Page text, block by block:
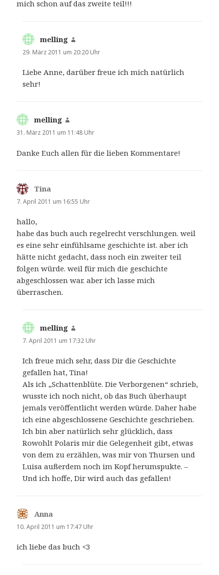
mich schon auf das zweite teil!!!
melling
29. März 2011 um 20:20 Uhr
Liebe Anne, darüber freue ich mich natürlich
sehr!
melling
31. März 2011 um 11:48 Uhr
Danke Euch allen für die lieben Kommentare!
Tina
7. April 2011 um 16:55 Uhr
hallo,
habe das buch auch regelrecht verschlungen. weil
es eine sehr einfühlsame geschichte ist. aber ich
hätte nicht gedacht, dass noch ein zweiter teil
folgen würde. weil für mich die geschichte
abgeschlossen war. aber ich lasse mich
überraschen.
melling
7. April 2011 um 17:32 Uhr
Ich freue mich sehr, dass Dir die Geschichte
gefallen hat, Tina!
Als ich „Schattenblüte. Die Verborgenen“ schrieb,
wusste ich noch nicht, ob das Buch überhaupt
jemals veröffentlicht werden würde. Daher habe
ich eine abgeschlossene Geschichte geschrieben.
Ich bin aber natürlich sehr glücklich, dass
Rowohlt Polaris mir die Gelegenheit gibt, etwas
von dem zu erzählen, was mir von Thursen und
Luisa außerdem noch im Kopf herumspukte. –
Und ich hoffe, Dir wird auch das gefallen!
Anna
10. April 2011 um 17:47 Uhr
ich liebe das buch <3